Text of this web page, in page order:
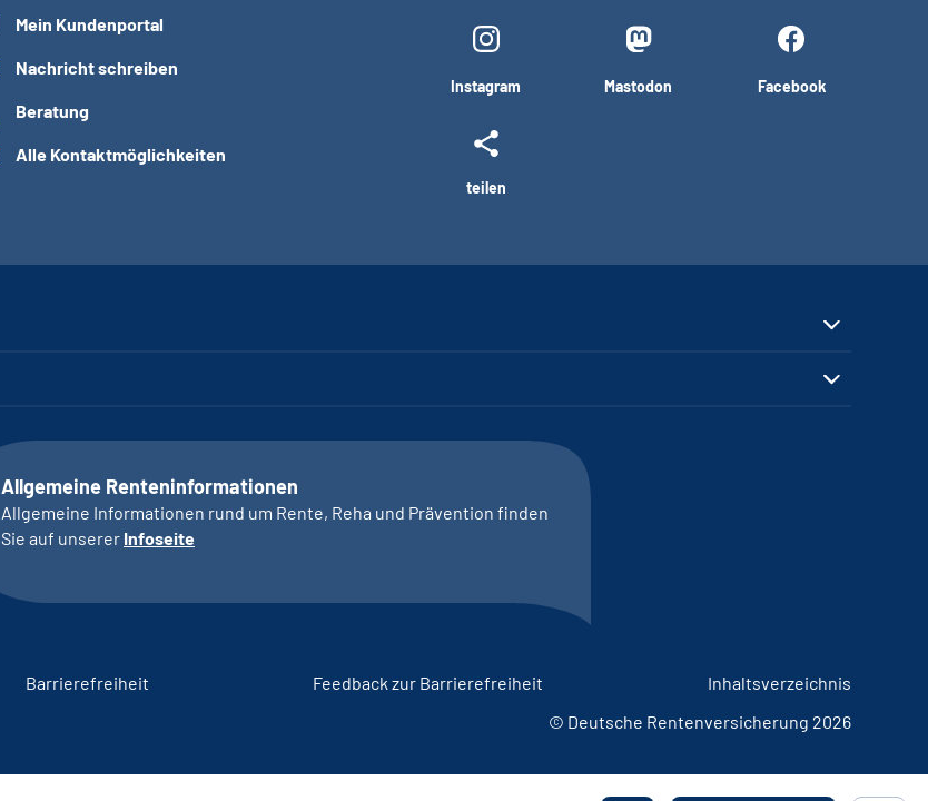
Mein Kundenportal
Nachricht schreiben
Beratung
Alle Kontaktmöglichkeiten
Instagram Mastodon Facebook
teilen
Allgemeine Renteninformationen
Allgemeine Informationen rund um Rente, Reha und Prävention finden
Sie auf unserer Infoseite
Barrierefreiheit Feedback zur Barrierefreiheit
Inhaltsverzeichnis
© Deutsche Rentenversicherung 2026